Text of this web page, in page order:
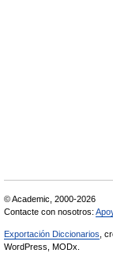
© Academic, 2000-2026
Contacte con nosotros:
Exportación Diccionarios ,
WordPress, MODx.